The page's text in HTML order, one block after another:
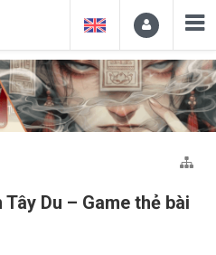
Du – Game thẻ bài